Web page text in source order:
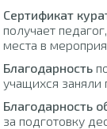
Сертификат
получает
места в
Благодарность
учащихся заняли
Благодарность
за подготовку